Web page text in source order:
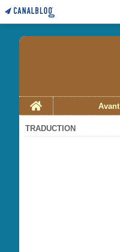
Home
Avant
TRADUCTION